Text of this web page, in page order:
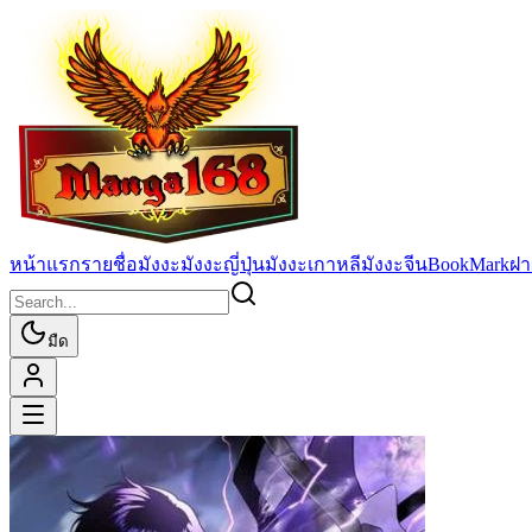
หน้าแรกรายชื่อมังงะมังงะญี่ปุ่นมังงะเกาหลีมังงะจีนBookMarkฝ
มืด